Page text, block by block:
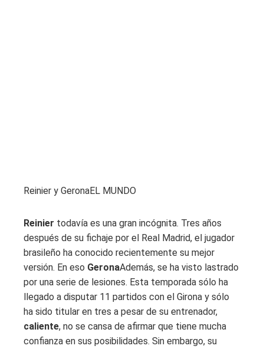
Reinier y GeronaEL MUNDO
Reinier todavía es una gran incógnita. Tres años
después de su fichaje por el Real Madrid, el jugador
brasileño ha conocido recientemente su mejor
versión. En eso GeronaAdemás, se ha visto lastrado
por una serie de lesiones. Esta temporada sólo ha
llegado a disputar 11 partidos con el Girona y sólo
ha sido titular en tres a pesar de su entrenador,
caliente, no se cansa de afirmar que tiene mucha
confianza en sus posibilidades. Sin embargo, su